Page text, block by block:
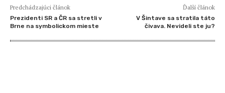
Predchádzajúci článok
Prezidenti SR a ČR sa stretli v
Brne na symbolickom mieste
Ďalší článok
V Šintave sa stratila táto
čivava. Nevideli ste ju?